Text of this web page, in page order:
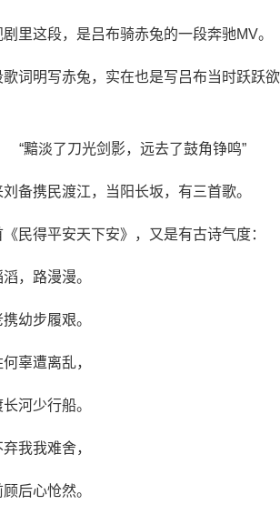
剧里这段，是吕布骑赤兔的一段奔驰MV。
歌词明写赤兔，实在也是写吕布当时跃跃
刘备携民渡江，当阳长坂，有三首歌。
民得平安天下安》，又是有古诗气度：
，路漫漫。
幼步履艰。
辜遭离乱，
河少行船。
弃我我难舍，
顾后心怆然。